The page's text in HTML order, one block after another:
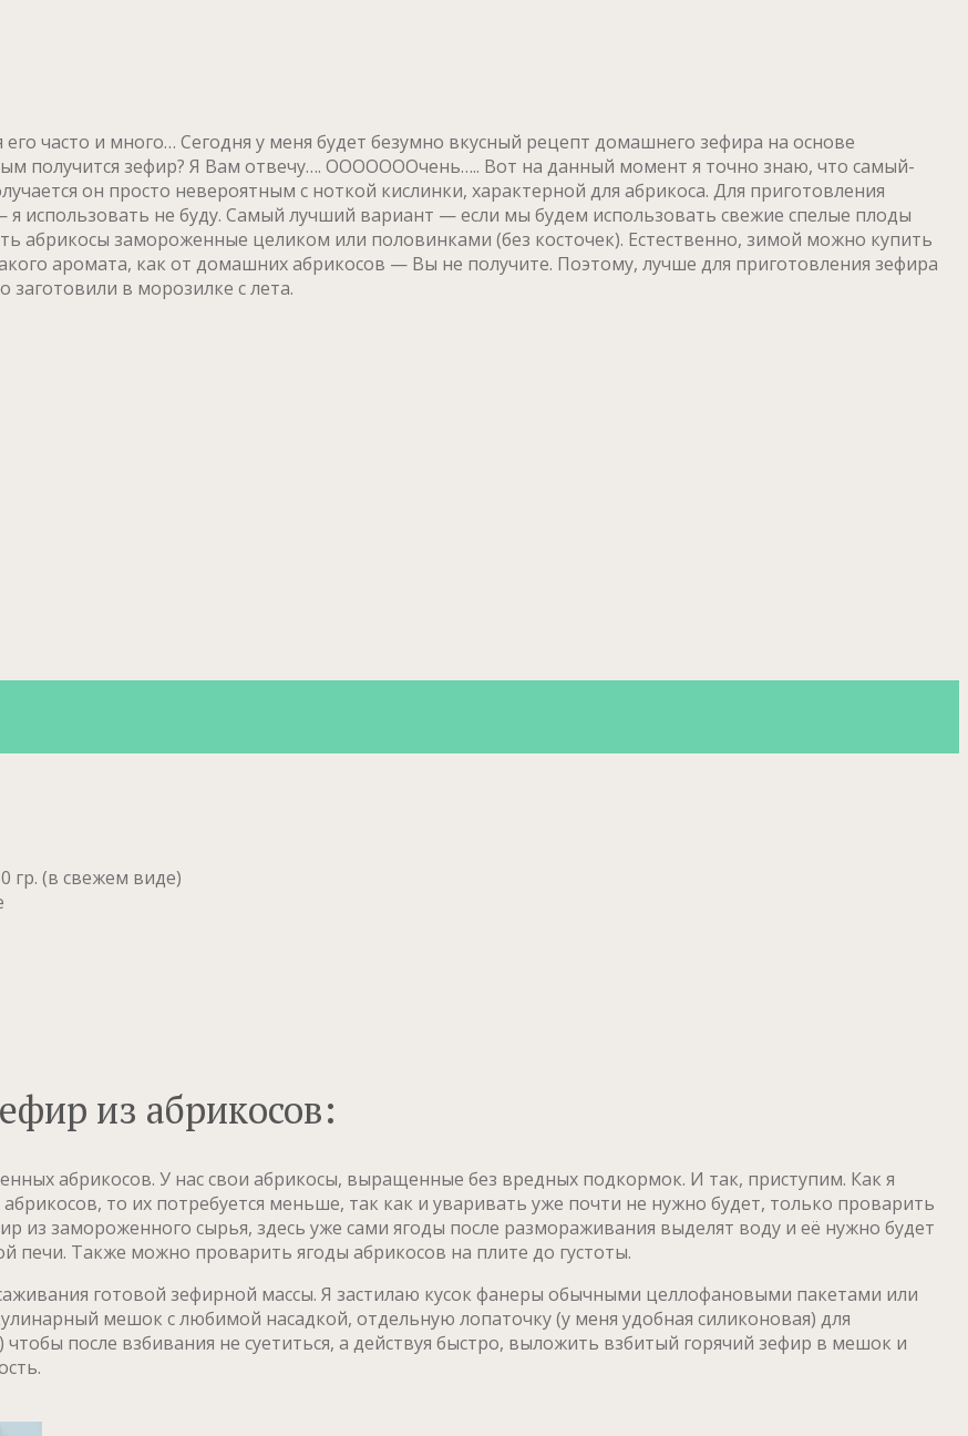
часто и много… Сегодня у меня будет безумно вкусный рецепт домашнего зефира на основе
получится зефир? Я Вам отвечу…. ОООООООчень….. Вот на данный момент я точно знаю, что самый-
он просто невероятным с ноткой кислинки, характерной для абрикоса. Для приготовления
не буду. Самый лучший вариант — если мы будем использовать свежие спелые плоды
абрикосы замороженные целиком или половинками (без косточек). Естественно, зимой можно купить
аромата, как от домашних абрикосов — Вы не получите. Поэтому, лучше для приготовления зефира
заготовили в морозилке с лета.
гр. (в свежем виде)
из абрикосов:
абрикосов. У нас свои абрикосы, выращенные без вредных подкормок. И так, приступим. Как я
то их потребуется меньше, так как и уваривать уже почти не нужно будет, только проварить
из замороженного сырья, здесь уже сами ягоды после размораживания выделят воду и её нужно будет
Также можно проварить ягоды абрикосов на плите до густоты.
готовой зефирной массы. Я застилаю кусок фанеры обычными целлофановыми пакетами или
мешок с любимой насадкой, отдельную лопаточку (у меня удобная силиконовая) для
после взбивания не суетиться, а действуя быстро, выложить взбитый горячий зефир в мешок и